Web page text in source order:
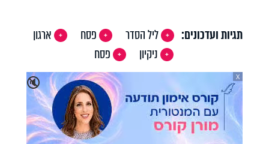
תגיות ועדכונים: ליל הסדר פסח
ארגון
ניקיון
פסח
🔇
X